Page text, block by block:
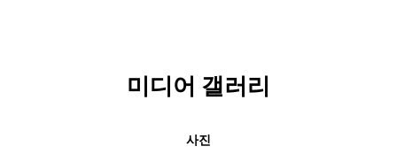
미디어 갤러리
사진